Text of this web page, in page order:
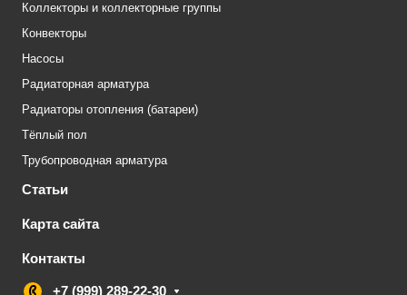
Коллекторы и коллекторные группы
Конвекторы
Насосы
Радиаторная арматура
Радиаторы отопления (батареи)
Тёплый пол
Трубопроводная арматура
Статьи
Карта сайта
Контакты
+7 (999) 289-22-30